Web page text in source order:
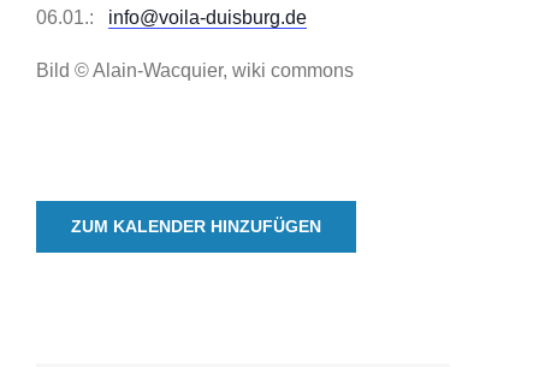
06.01.: info@voila-duisburg.de
Bild © Alain-Wacquier, wiki commons
ZUM KALENDER HINZUFÜGEN